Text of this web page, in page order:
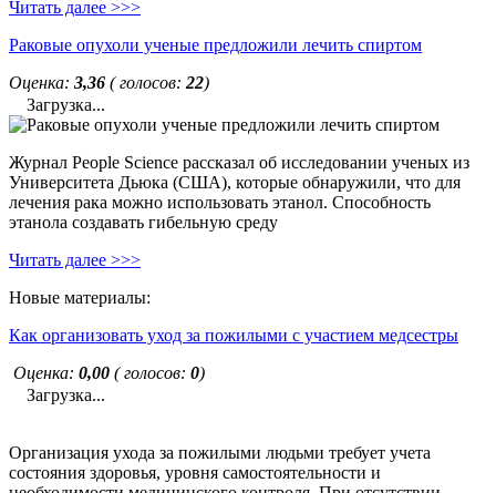
Читать далее >>>
Раковые опухоли ученые предложили лечить спиртом
Оценка: 3,36 ( голосов: 22)
Загрузка...
Журнал People Science рассказал об исследовании ученых из
Университета Дьюка (США), которые обнаружили, что для
лечения рака можно использовать этанол. Способность
этанола создавать гибельную среду
Читать далее >>>
Новые материалы:
Как организовать уход за пожилыми с участием медсестры
Оценка: 0,00 ( голосов: 0)
Загрузка...
Организация ухода за пожилыми людьми требует учета
состояния здоровья, уровня самостоятельности и